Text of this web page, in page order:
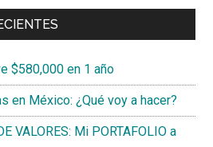
$580,000 en 1 año
en México: ¿Qué voy a hacer?
VALORES: Mi PORTAFOLIO a